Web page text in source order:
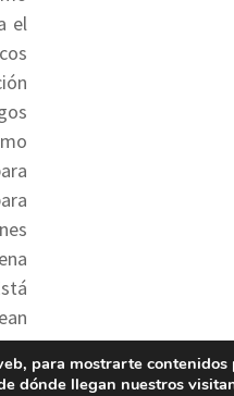
el
para mostrarte contenidos
dónde llegan nuestros